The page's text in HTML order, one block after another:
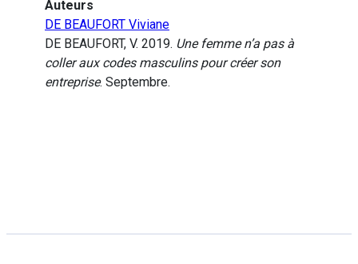
Auteurs
DE BEAUFORT Viviane
DE BEAUFORT, V. 2019. Une femme n’a pas à
coller aux codes masculins pour créer son
entreprise. Septembre.